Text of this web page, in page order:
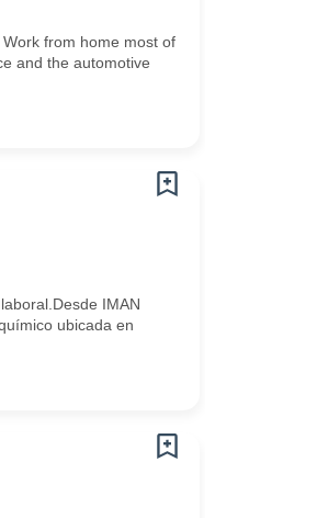
from home most of
and the automotive
IMAN
ubicada en